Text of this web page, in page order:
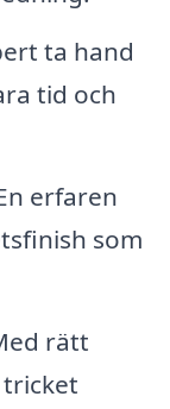
ta hand
tid och
erfaren
som
rätt